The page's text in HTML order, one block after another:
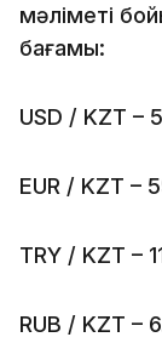
мәліметі
бағамы:
USD / KZT –
EUR / KZT –
TRY / KZT –
RUB / KZT –